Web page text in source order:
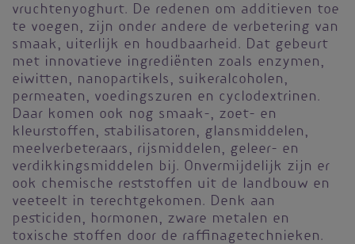
vruchtenyoghurt. De redenen om additieven toe
te voegen, zijn onder andere de verbetering van
smaak, uiterlijk en houdbaarheid. Dat gebeurt
met innovatieve ingrediënten zoals enzymen,
eiwitten, nanopartikels, suikeralcoholen,
permeaten, voedingszuren en cyclodextrinen.
Daar komen ook nog smaak-, zoet- en
kleurstoffen, stabilisatoren, glansmiddelen,
meelverbeteraars, rijsmiddelen, geleer- en
verdikkingsmiddelen bij. Onvermijdelijk zijn er
ook chemische reststoffen uit de landbouw en
veeteelt in terechtgekomen. Denk aan
pesticiden, hormonen, zware metalen en
toxische stoffen door de raffinagetechnieken.